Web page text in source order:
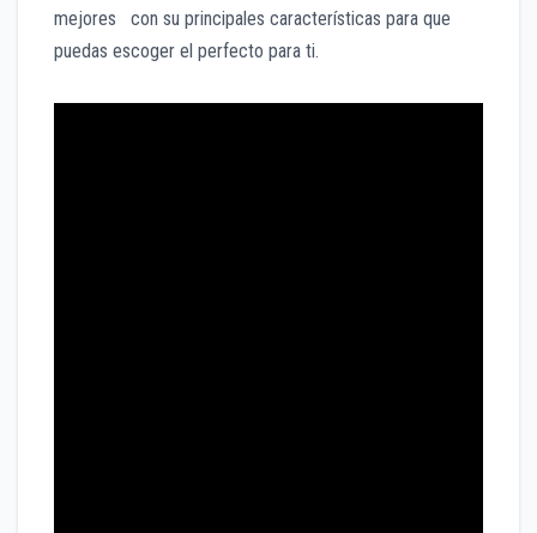
mejores con su principales características para que
puedas escoger el perfecto para ti.